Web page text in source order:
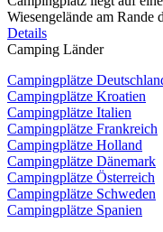
Wiesengelände am Rande
Details
Camping Länder
Campingplätze
Campingplätze Kroatien
Campingplätze Italien
Campingplätze Frankreich
Campingplätze Holland
Campingplätze Dänemark
Campingplätze Österreich
Campingplätze Schweden
Campingplätze Spanien